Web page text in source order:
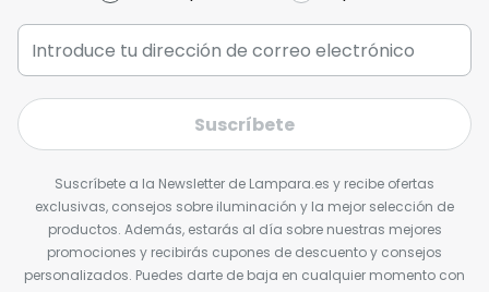
Suscríbete
Suscríbete a la Newsletter de Lampara.es y recibe ofertas
exclusivas, consejos sobre iluminación y la mejor selección de
productos. Además, estarás al día sobre nuestras mejores
promociones y recibirás cupones de descuento y consejos
personalizados. Puedes darte de baja en cualquier momento con